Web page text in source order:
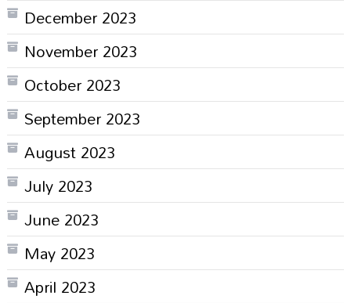
December 2023
November 2023
October 2023
September 2023
August 2023
July 2023
June 2023
May 2023
April 2023